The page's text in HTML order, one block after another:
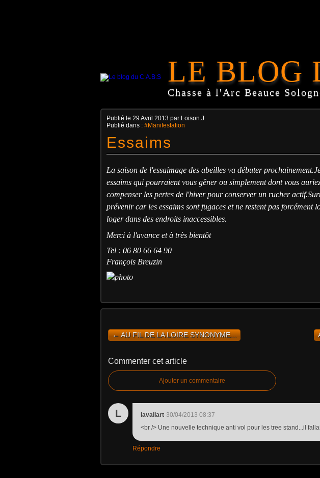
LE BLOG
Chasse à l'Arc Beauce
Publié le 29 Avril 2013 par Loison.J
Publié dans : #Manifestation
Essaims
La saison de l'essaimage des abeilles va débuter prochainement.
essaims qui pourraient vous gêner ou simplement dont vous
compenser les pertes de l'hiver pour conserver un rucher actif.
prévenir car les essaims sont fugaces et ne restent pas forcément
loger dans des endroits inaccessibles.
Merci à l'avance et à très bientôt
Tel : 06 80 66 64 90
François Breuzin
← AU FIL DE LA LOIRE SYNONYME...
Commenter cet article
Ajouter un commentaire
L lavallart 30/04/2013 08:37
<br /> Une nouvelle technique anti vol pour les tree stand...il
Répondre